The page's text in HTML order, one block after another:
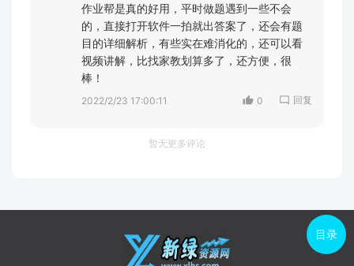
作业帮是真的好用，平时做题遇到一些不会
的，直接打开软件一拍就出答案了，还会有题
目的详细解析，有些实在难消化的，还可以看
视频讲解，比找家教划算多了，还方便，很
棒！
2022/2/23 17:00:11 0 回复
暂无更多评论
目录